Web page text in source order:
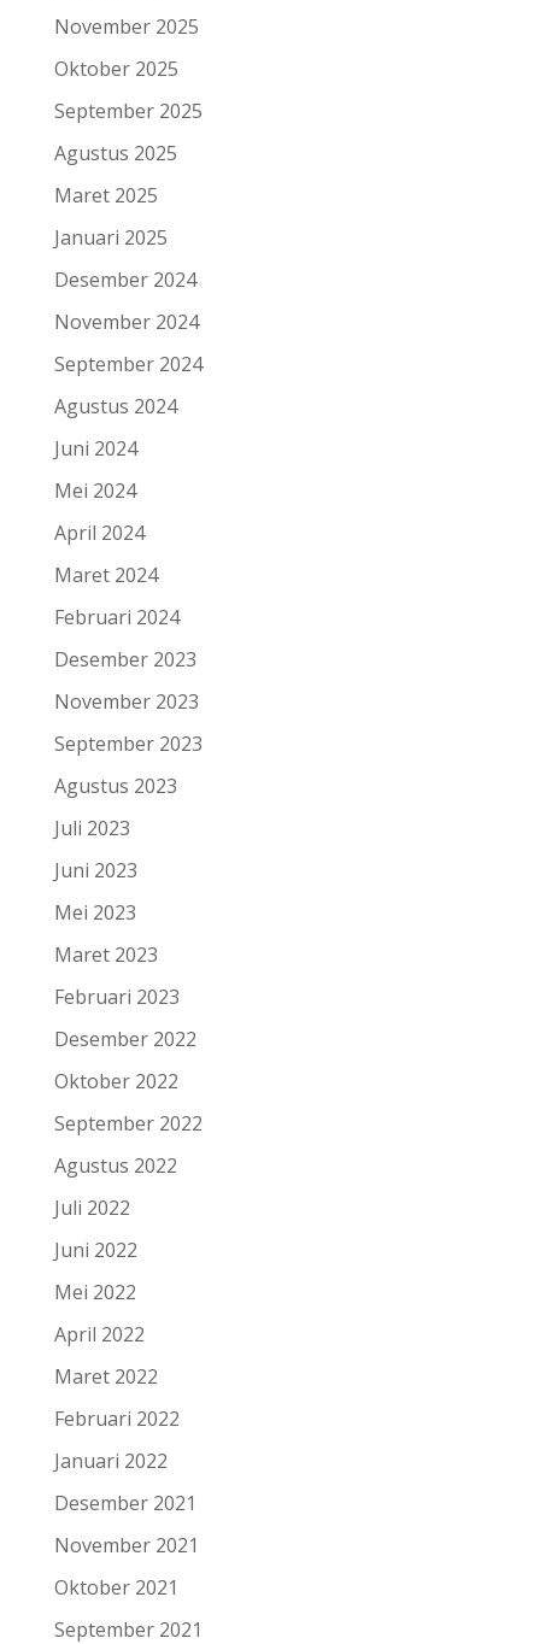
November 2025
Oktober 2025
September 2025
Agustus 2025
Maret 2025
Januari 2025
Desember 2024
November 2024
September 2024
Agustus 2024
Juni 2024
Mei 2024
April 2024
Maret 2024
Februari 2024
Desember 2023
November 2023
September 2023
Agustus 2023
Juli 2023
Juni 2023
Mei 2023
Maret 2023
Februari 2023
Desember 2022
Oktober 2022
September 2022
Agustus 2022
Juli 2022
Juni 2022
Mei 2022
April 2022
Maret 2022
Februari 2022
Januari 2022
Desember 2021
November 2021
Oktober 2021
September 2021